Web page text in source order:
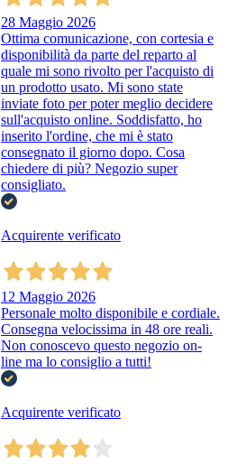
28 Maggio 2026
Ottima comunicazione, con cortesia e
disponibilità da parte del reparto al
quale mi sono rivolto per l'acquisto di
un prodotto usato. Mi sono state
inviate foto per poter meglio decidere
sull'acquisto online. Soddisfatto, ho
inserito l'ordine, che mi è stato
consegnato il giorno dopo. Cosa
chiedere di più? Negozio super
consigliato.
Acquirente verificato
12 Maggio 2026
Personale molto disponibile e cordiale.
Consegna velocissima in 48 ore reali.
Non conoscevo questo negozio on-
line ma lo consiglio a tutti!
Acquirente verificato